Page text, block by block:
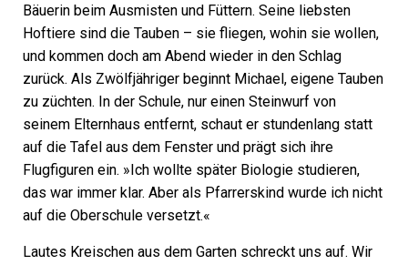
Bäuerin beim Ausmisten und Füttern. Seine liebsten
Hoftiere sind die Tauben – sie fliegen, wohin sie wollen,
und kommen doch am Abend wieder in den Schlag
zurück. Als Zwölfjähriger beginnt Michael, eigene Tauben
zu züchten. In der Schule, nur einen Steinwurf von
seinem Elternhaus entfernt, schaut er stundenlang statt
auf die Tafel aus dem Fenster und prägt sich ihre
Flugfiguren ein. »Ich wollte später Biologie studieren,
das war immer klar. Aber als Pfarrerskind wurde ich nicht
auf die Oberschule versetzt.«
Lautes Kreischen aus dem Garten schreckt uns auf. Wir